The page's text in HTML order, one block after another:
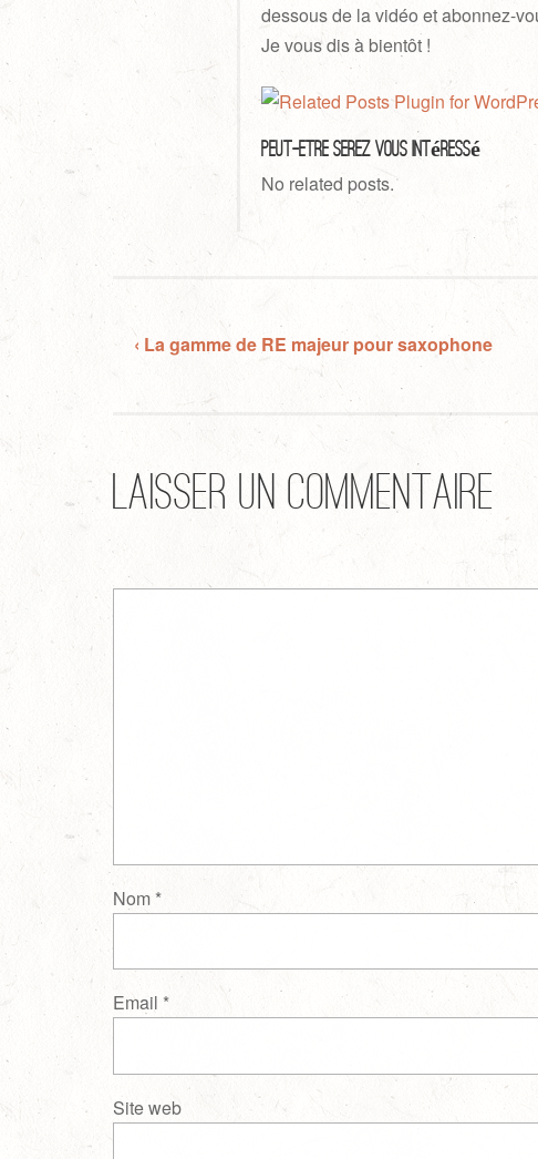
dessous de la vidéo et abonnez-
Je vous dis à bientôt !
Peut-Être Serez Vous Intéressé
No related posts.
‹ La gamme de RE majeur pour saxophone
Laisser un commentaire
Nom *
Email *
Site web